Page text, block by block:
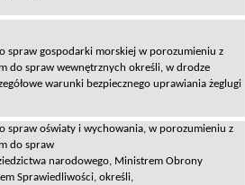
spraw gospodarki morskiej w porozumieniu z
do spraw wewnętrznych określi, w drodze
warunki bezpiecznego uprawiania żeglugi
spraw oświaty i wychowania, w porozumieniu z
do spraw
narodowego, Ministrem Obrony
Sprawiedliwości, określi,